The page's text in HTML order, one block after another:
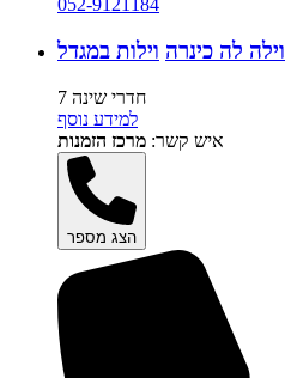
052-9121184
וילה לה כינרה וילות במגדל
7 חדרי שינה
למידע נוסף
איש קשר: מרכז הזמנות
הצג מספר